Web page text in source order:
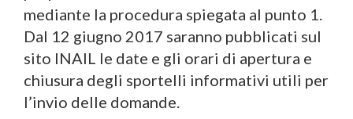
mediante la procedura spiegata al punto 1.
Dal 12 giugno 2017 saranno pubblicati sul
sito INAIL le date e gli orari di apertura e
chiusura degli sportelli informativi utili per
l’invio delle domande.